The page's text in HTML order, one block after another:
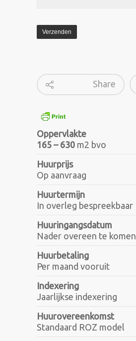
Share
Oppervlakte
165 – 630 m2 bvo
Huurprijs
Op aanvraag
Huurtermijn
In overleg bespreekbaar
Huuringangsdatum
Nader overeen te komen
Huurbetaling
Per maand vooruit
Indexering
Jaarlijkse indexering
Huurovereenkomst
Standaard ROZ model